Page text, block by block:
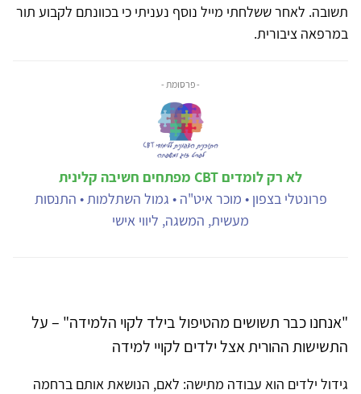
תשובה. לאחר ששלחתי מייל נוסף נעניתי כי בכוונתם לקבוע תור
במרפאה ציבורית.
- פרסומת -
לא רק לומדים CBT מפתחים חשיבה קלינית
פרונטלי בצפון • מוכר איט"ה • גמול השתלמות • התנסות
מעשית, המשגה, ליווי אישי
"אנחנו כבר תשושים מהטיפול בילד לקוי הלמידה" – על
התשישות ההורית אצל ילדים לקויי למידה
גידול ילדים הוא עבודה מתישה: לאם, הנושאת אותם ברחמה